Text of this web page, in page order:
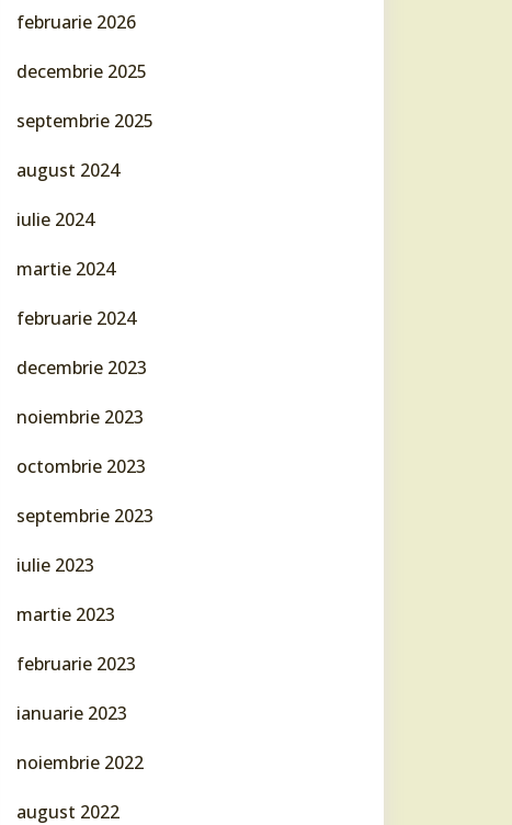
februarie 2026
decembrie 2025
septembrie 2025
august 2024
iulie 2024
martie 2024
februarie 2024
decembrie 2023
noiembrie 2023
octombrie 2023
septembrie 2023
iulie 2023
martie 2023
februarie 2023
ianuarie 2023
noiembrie 2022
august 2022